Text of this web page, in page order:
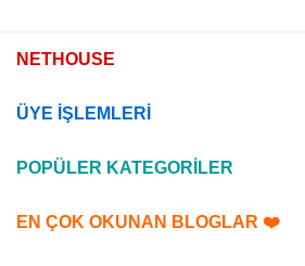
NETHOUSE
ÜYE İŞLEMLERİ
POPÜLER KATEGORİLER
EN ÇOK OKUNAN BLOGLAR ❤️